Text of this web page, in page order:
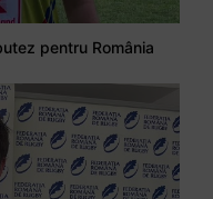
pentru România